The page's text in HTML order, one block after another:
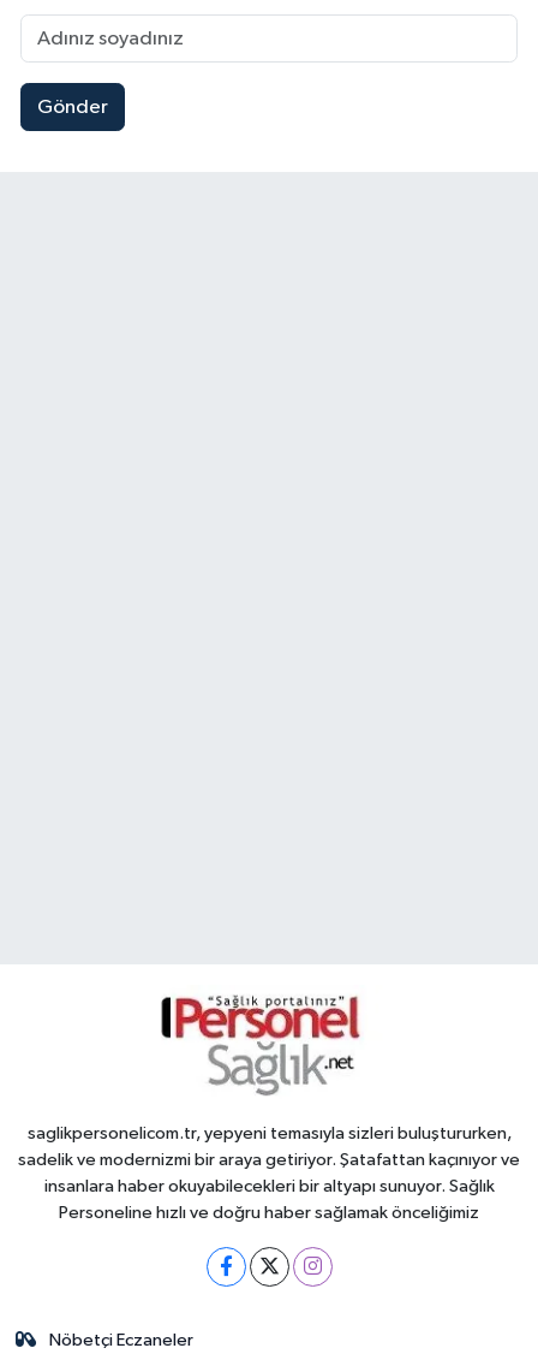
Gönder
saglikpersonelicom.tr, yepyeni temasıyla sizleri buluştururken,
sadelik ve modernizmi bir araya getiriyor. Şatafattan kaçınıyor ve
insanlara haber okuyabilecekleri bir altyapı sunuyor. Sağlık
Personeline hızlı ve doğru haber sağlamak önceliğimiz
Nöbetçi Eczaneler